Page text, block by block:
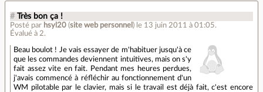
# Très bon ça !
Posté par hsyl20 (site web personnel ) le 13 juin 2011 à 01:05.
Évalué à 2.
Beau boulot ! Je vais essayer de m'habituer jusqu'à ce
que les commandes deviennent intuitives, mais on s'y
fait assez vite en fait. Pendant mes heures perdues,
j'avais commencé à réfléchir au fonctionnement d'un
WM pilotable par le clavier, mais si le travail est déjà fait, c'est encore